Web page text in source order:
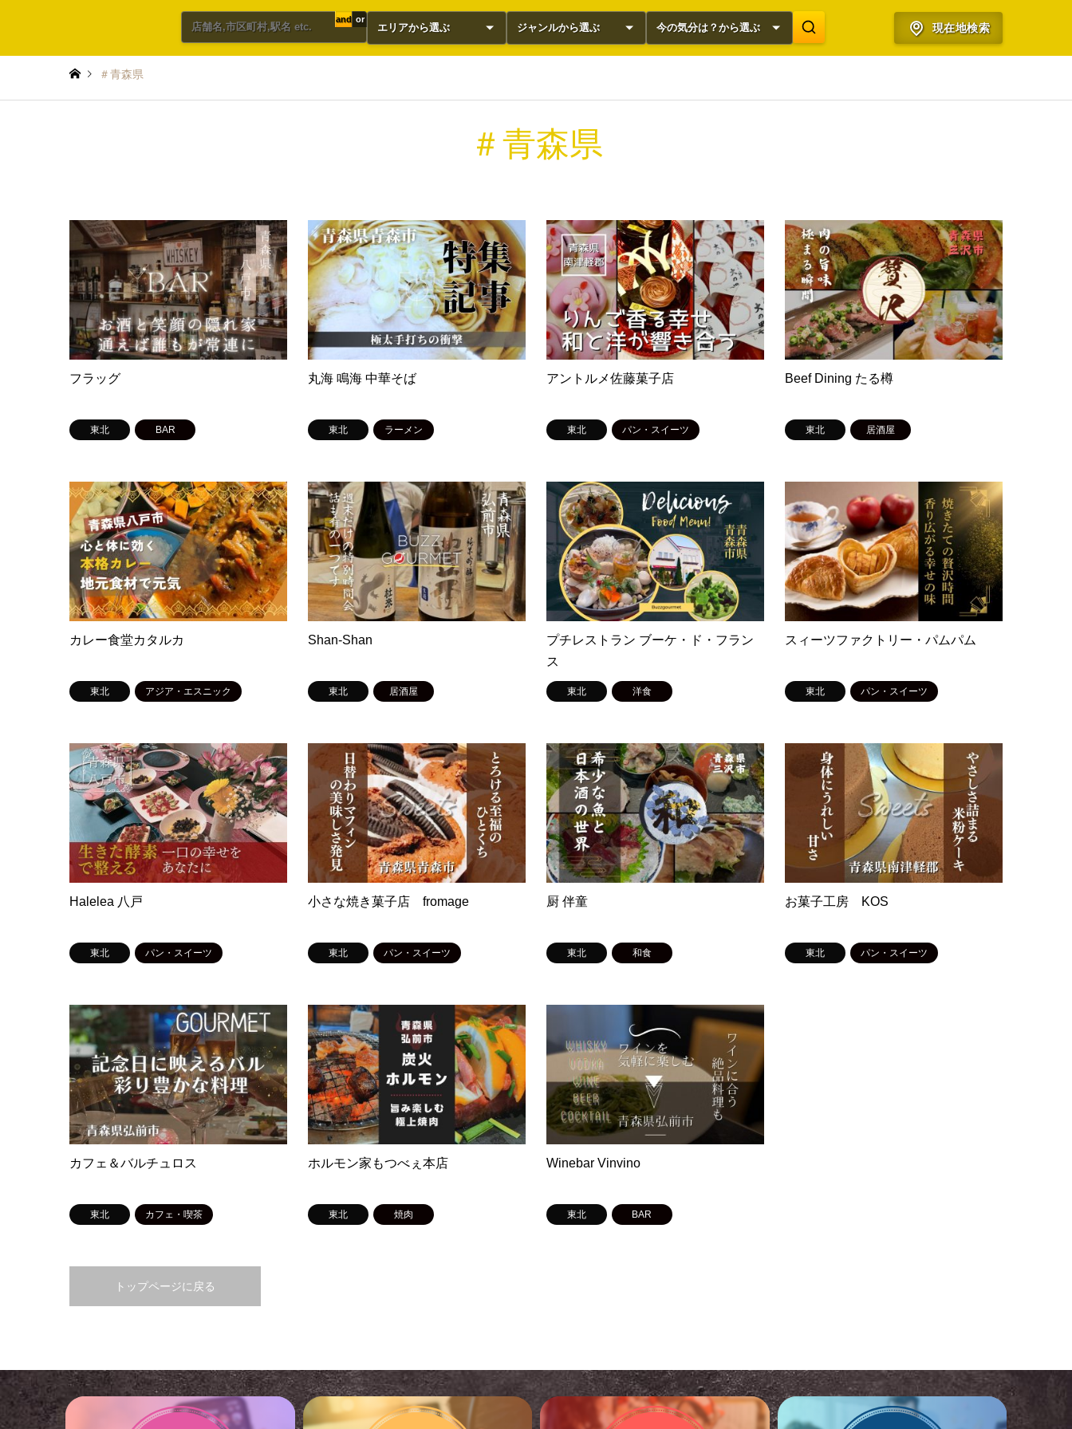
and or
エリアから選ぶ ジャンルから選ぶ 今の気分は？から選ぶ 現在地検索
＃青森県
＃青森県
フラッグ
東北 BAR
丸海 鳴海 中華そば
東北 ラーメン
アントルメ佐藤菓子店
東北 パン・スイーツ
Beef Dining たる樽
東北 居酒屋
カレー食堂カタルカ
東北 アジア・エスニック
Shan-Shan
東北 居酒屋
プチレストラン ブーケ・ド・フラン
ス
東北 洋食
スィーツファクトリー・パムパム
東北 パン・スイーツ
Halelea 八戸
東北 パン・スイーツ
小さな焼き菓子店 fromage
東北 パン・スイーツ
厨 伴童
東北 和食
お菓子工房 KOS
東北 パン・スイーツ
カフェ＆バルチュロス
東北 カフェ・喫茶
ホルモン家もつべぇ本店
東北 焼肉
Winebar Vinvino
東北 BAR
トップページに戻る